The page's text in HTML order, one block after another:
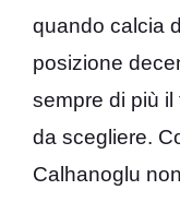
quando calcia
posizione
sempre di più il
da scegliere.
Calhanoglu